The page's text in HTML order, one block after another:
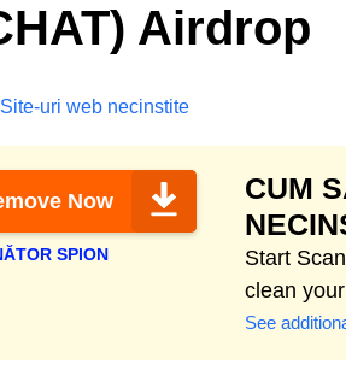
Airdrop
Site-uri web necinstite
Now
SPION
CUM
Start
clean
See